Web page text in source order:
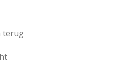
terug